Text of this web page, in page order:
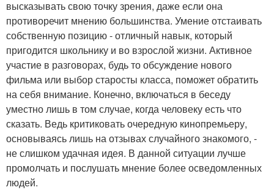
высказывать свою точку зрения, даже если она
противоречит мнению большинства. Умение отстаивать
собственную позицию - отличный навык, который
пригодится школьнику и во взрослой жизни. Активное
участие в разговорах, будь то обсуждение нового
фильма или выбор старосты класса, поможет обратить
на себя внимание. Конечно, включаться в беседу
уместно лишь в том случае, когда человеку есть что
сказать. Ведь критиковать очередную кинопремьеру,
основываясь лишь на отзывах случайного знакомого, -
не слишком удачная идея. В данной ситуации лучше
промолчать и послушать мнение более осведомленных
людей.